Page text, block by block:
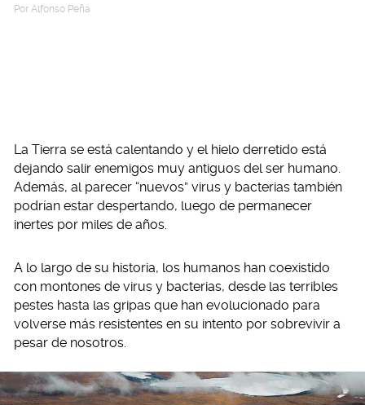
Por Alfonso Peña
La Tierra se está calentando y el hielo derretido está
dejando salir enemigos muy antiguos del ser humano.
Además, al parecer “nuevos” virus y bacterias también
podrían estar despertando, luego de permanecer
inertes por miles de años.
A lo largo de su historia, los humanos han coexistido
con montones de virus y bacterias, desde las terribles
pestes hasta las gripas que han evolucionado para
volverse más resistentes en su intento por sobrevivir a
pesar de nosotros.